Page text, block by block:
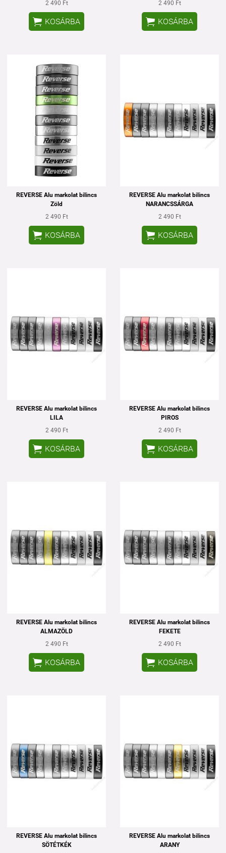
2 490 Ft
 KOSÁRBA
2 490 Ft
 KOSÁRBA
REVERSE Alu markolat bilincs
Zöld
2 490 Ft
 KOSÁRBA
REVERSE Alu markolat bilincs
NARANCSSÁRGA
2 490 Ft
 KOSÁRBA
REVERSE Alu markolat bilincs
LILA
2 490 Ft
 KOSÁRBA
REVERSE Alu markolat bilincs
PIROS
2 490 Ft
 KOSÁRBA
REVERSE Alu markolat bilincs
ALMAZÖLD
2 490 Ft
 KOSÁRBA
REVERSE Alu markolat bilincs
FEKETE
2 490 Ft
 KOSÁRBA
REVERSE Alu markolat bilincs
SÖTÉTKÉK
REVERSE Alu markolat bilincs
ARANY